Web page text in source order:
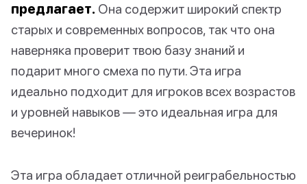
предлагает. Она содержит широкий спектр
старых и современных вопросов, так что она
наверняка проверит твою базу знаний и
подарит много смеха по пути. Эта игра
идеально подходит для игроков всех возрастов
и уровней навыков — это идеальная игра для
вечеринок!
Эта игра обладает отличной реиграбельностью